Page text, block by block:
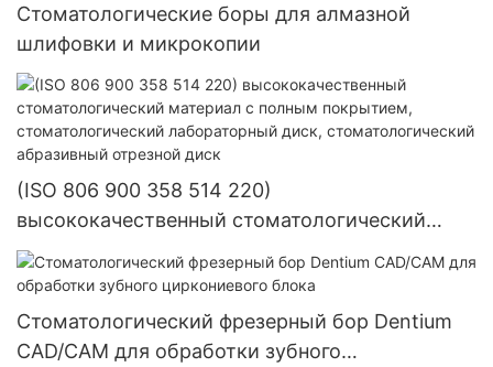
Стоматологические боры для алмазной
шлифовки и микрокопии
(ISO 806 900 358 514 220)
высококачественный стоматологический
материал с полным покрытием,
стоматологический лабораторный диск,
стоматологический абразивный отрезной
диск
Стоматологический фрезерный бор Dentium
CAD/CAM для обработки зубного